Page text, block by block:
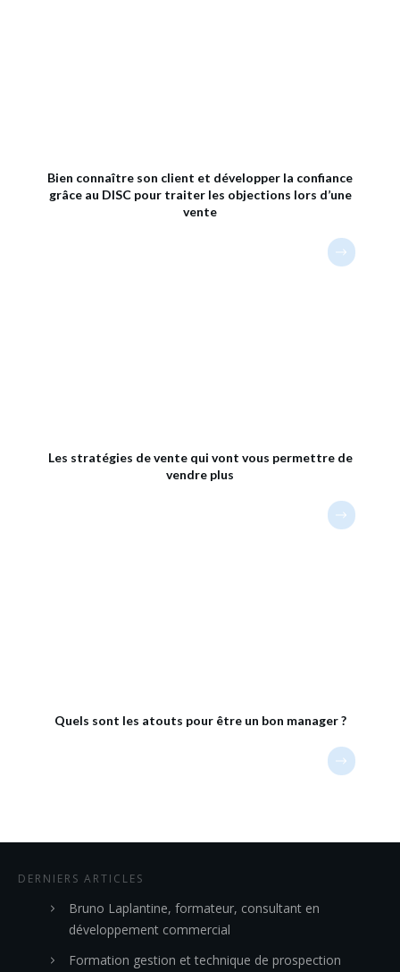
Bien connaître son client et développer la confiance
grâce au DISC pour traiter les objections lors d’une
vente
Les stratégies de vente qui vont vous permettre de
vendre plus
Quels sont les atouts pour être un bon manager ?
DERNIERS ARTICLES
Bruno Laplantine, formateur, consultant en
développement commercial
Formation gestion et technique de prospection